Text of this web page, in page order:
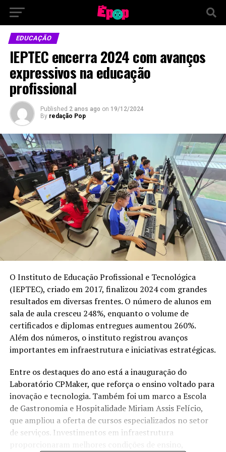
EDUCAÇÃO
IEPTEC encerra 2024 com avanços
expressivos na educação
profissional
Published 2 anos ago on 19/12/2024
By redação Pop
O Instituto de Educação Profissional e Tecnológica
(IEPTEC), criado em 2017, finalizou 2024 com grandes
resultados em diversas frentes. O número de alunos em
sala de aula cresceu 248%, enquanto o volume de
certificados e diplomas entregues aumentou 260%.
Além dos números, o instituto registrou avanços
importantes em infraestrutura e iniciativas estratégicas.
Entre os destaques do ano está a inauguração do
Laboratório CPMaker, que reforça o ensino voltado para
inovação e tecnologia. Também foi um marco a Escola
de Gastronomia e Hospitalidade Miriam Assis Felício,
que ampliou a oferta de cursos especializados no setor
de serviços. Investimentos em infraestrutura